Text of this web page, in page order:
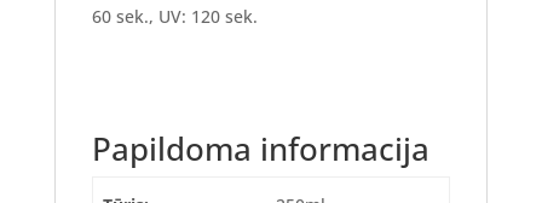
60 sek., UV: 120 sek.
Papildoma informacija